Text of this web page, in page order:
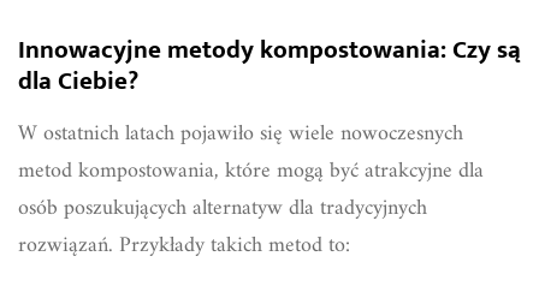
Innowacyjne metody kompostowania: Czy są
dla Ciebie?
W ostatnich latach pojawiło się wiele nowoczesnych
metod kompostowania, które mogą być atrakcyjne dla
osób poszukujących alternatyw dla tradycyjnych
rozwiązań. Przykłady takich metod to: